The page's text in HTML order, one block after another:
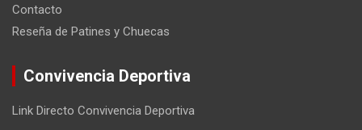
Contacto
Reseña de Patines y Chuecas
Convivencia Deportiva
Link Directo Convivencia Deportiva